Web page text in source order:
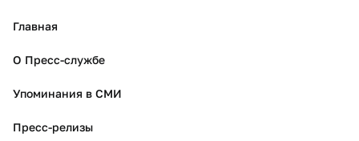
Главная
О Пресс-службе
Упоминания в СМИ
Пресс-релизы